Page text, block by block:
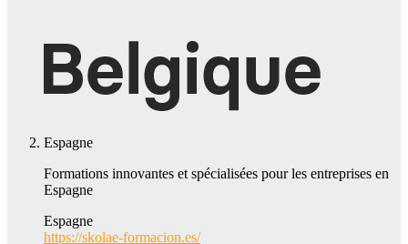
Espagne
Formations innovantes et spécialisées pour les entreprises en
Espagne
Espagne
https://skolae-formacion.es/